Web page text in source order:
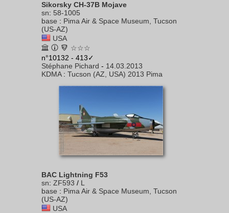
Sikorsky CH-37B Mojave
sn: 58-1005
base : Pima Air & Space Museum, Tucson
(US-AZ)
USA
☆☆☆
n°10132 - 413✓
Stéphane Pichard - 14.03.2013
KDMA: Tucson (AZ, USA) 2013 Pima
BAC Lightning F53
sn: ZF593 / L
base : Pima Air & Space Museum, Tucson
(US-AZ)
USA